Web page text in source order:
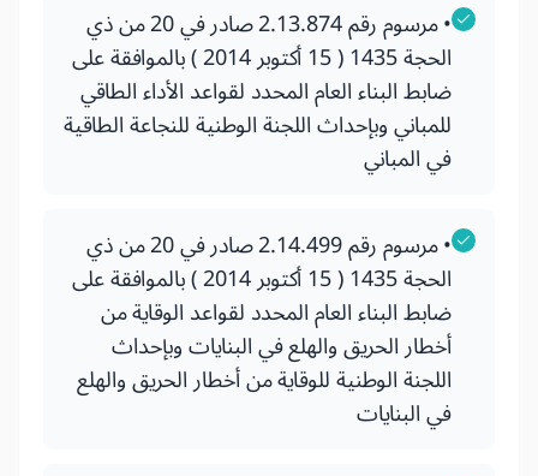
• مرسوم رقم 2.13.874 صادر في 20 من ذي
الحجة 1435 ( 15 أكتوبر 2014 ) بالموافقة على
ضابط البناء العام المحدد لقواعد الأداء الطاقي
للمباني وبإحداث اللجنة الوطنية للنجاعة الطاقية
في المباني
• مرسوم رقم 2.14.499 صادر في 20 من ذي
الحجة 1435 ( 15 أكتوبر 2014 ) بالموافقة على
ضابط البناء العام المحدد لقواعد الوقاية من
أخطار الحريق والهلع في البنايات وبإحداث
اللجنة الوطنية للوقاية من أخطار الحريق والهلع
في البنايات